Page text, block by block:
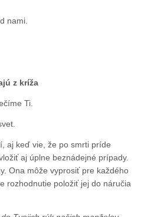
nami.
z kríža
Ti.
aj keď vie, že po smrti príde
aj úplne beznádejné prípady.
Ona môže vyprosiť pre každého
rozhodnutie položiť jej do náručia